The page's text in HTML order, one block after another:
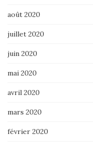
août 2020
juillet 2020
juin 2020
mai 2020
avril 2020
mars 2020
février 2020